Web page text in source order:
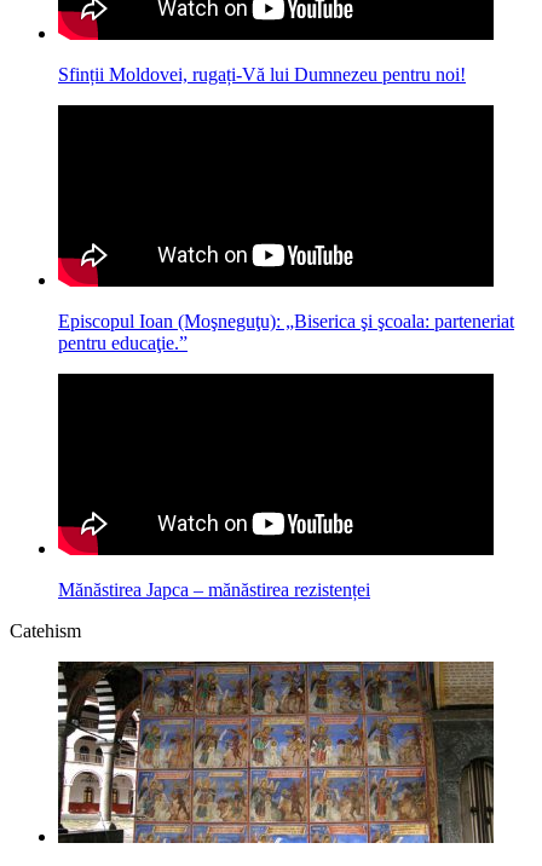
Sfinții Moldovei, rugați-Vă lui Dumnezeu pentru noi!
Episcopul Ioan (Moşneguţu): „Biserica şi şcoala: parteneriat
pentru educaţie.”
Mănăstirea Japca – mănăstirea rezistenței
Catehism